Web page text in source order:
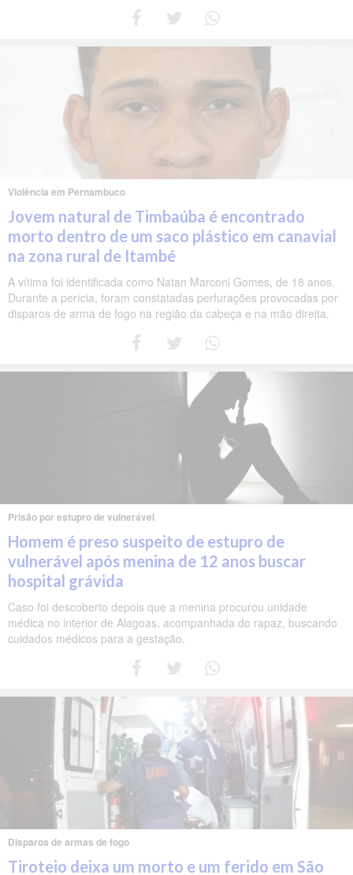
Violência em Pernambuco
Jovem natural de Timbaúba é encontrado
morto dentro de um saco plástico em canavial
na zona rural de Itambé
A vítima foi identificada como Natan Marconi Gomes, de 18 anos.
Durante a perícia, foram constatadas perfurações provocadas por
disparos de arma de fogo na região da cabeça e na mão direita.
Prisão por estupro de vulnerável
Homem é preso suspeito de estupro de
vulnerável após menina de 12 anos buscar
hospital grávida
Caso foi descoberto depois que a menina procurou unidade
médica no interior de Alagoas, acompanhada do rapaz, buscando
cuidados médicos para a gestação.
Disparos de armas de fogo
Tiroteio deixa um morto e um ferido em São